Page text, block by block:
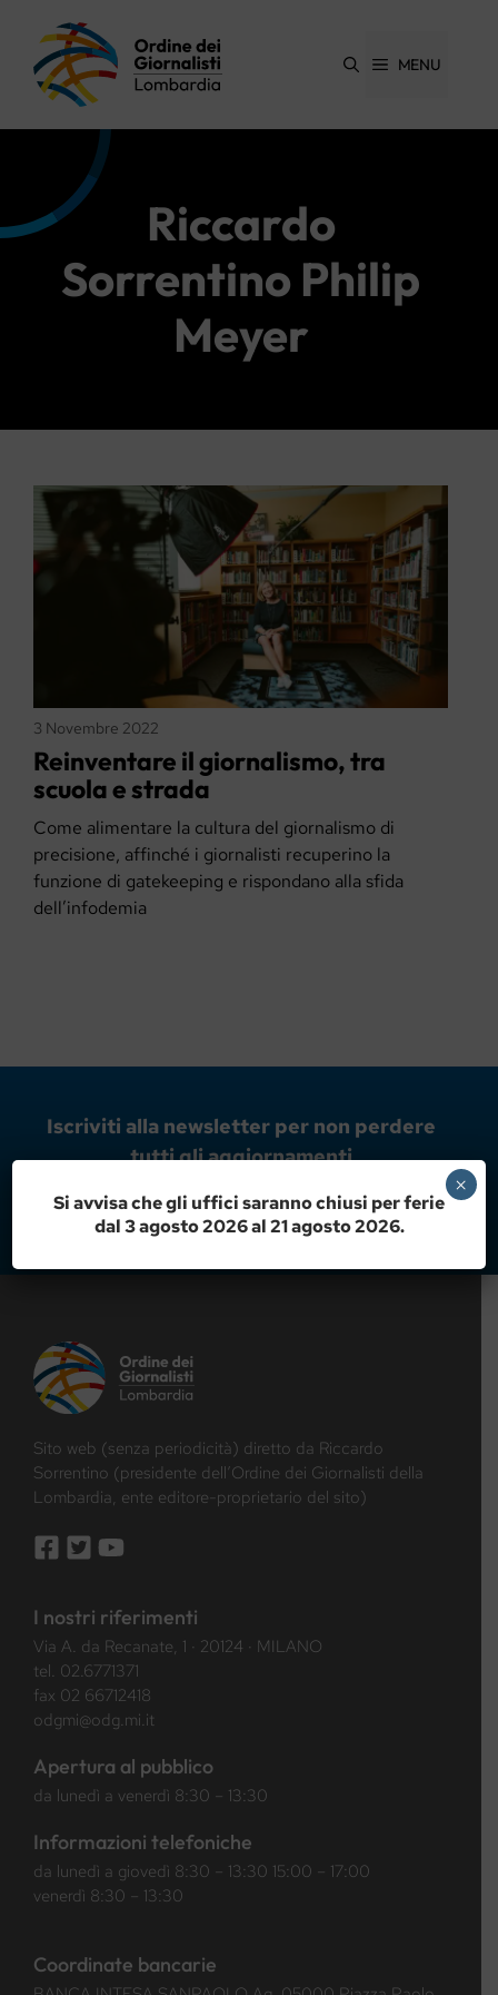
contenuto
MENU
Riccardo
Sorrentino Philip
Meyer
3 Novembre 2022
Reinventare il giornalismo, tra
scuola e strada
Come alimentare la cultura del giornalismo di
precisione, affinché i giornalisti recuperino la
funzione di gatekeeping e rispondano alla sfida
dell’infodemia
Iscriviti alla newsletter per non perdere
tutti gli aggiornamenti
ISCRIVITI ORA!
Sito web (senza periodicità) diretto da Riccardo
Sorrentino (presidente dell’Ordine dei Giornalisti della
Lombardia, ente editore-proprietario del sito)
I nostri riferimenti
Via A. da Recanate, 1 · 20124 · MILANO
tel. 02.6771371
fax 02 66712418
odgmi@odg.mi.it
Apertura al pubblico
da lunedì a venerdì 8:30 – 13:30
Informazioni telefoniche
da lunedì a giovedì 8:30 – 13:30 15:00 – 17:00
venerdì 8:30 – 13:30
Coordinate bancarie
Si avvisa che gli uffici saranno chiusi per ferie
dal 3 agosto 2026 al 21 agosto 2026.
×